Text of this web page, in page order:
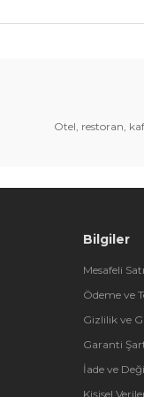
ürün
Otel, restoran,
Bilgiler
Mesafeli
Ödeme ve
Gizlilik ve
Garanti
İade ve
Kişisel